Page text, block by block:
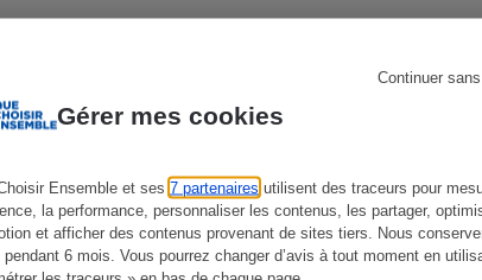
Gérer mes cookies
Ensemble et ses 7 partenaires utilisent des traceurs pour
la performance, personnaliser les contenus, les partager,
et afficher des contenus provenant de sites tiers. Nous
pendant 6 mois. Vous pourrez changer d’avis à tout moment en
Continuer